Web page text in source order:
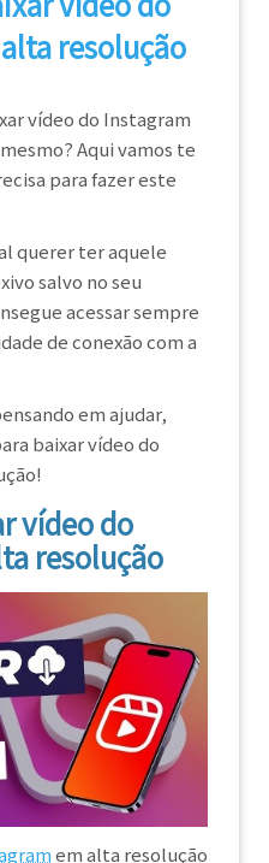
resolução
vídeo do Instagram
Aqui vamos te
para fazer este
querer ter aquele
salvo no seu
acessar sempre
de conexão com a
em ajudar,
baixar vídeo do
vídeo do
resolução
em alta resolução